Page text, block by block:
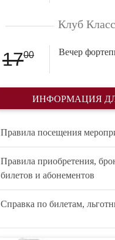
Клуб
1700 Вечер
ИНФОРМАЦИЯ
Правила посещения
Правила приобретения,
билетов и абонементов
Справка по билетам,